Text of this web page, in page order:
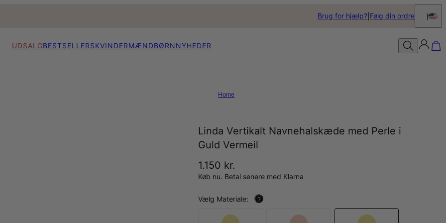
Brug for hjælp? Følg din ordre
UDSALGBESTSELLERSKVINDERMÆNDBØRNNYHEDER
Home
Linda Vertikalt Navnehalskæde med Perle i
Guld Vermeil
1.150 kr.
Køb nu. Betal senere med Klarna
Vælg Materiale: ?